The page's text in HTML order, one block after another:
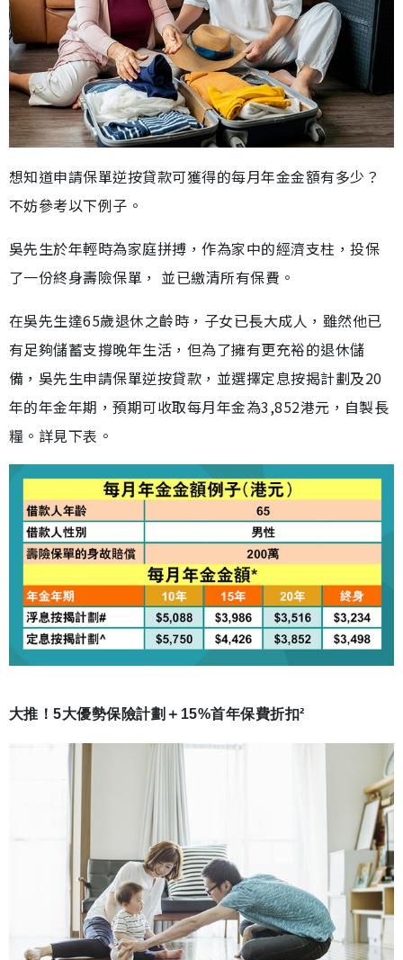
想知道申請保單逆按貸款可獲得的每月年金金額有多少？
不妨參考以下例子。
吳先生於年輕時為家庭拼搏，作為家中的經濟支柱，投保
了一份終身壽險保單， 並已繳清所有保費。
在吳先生達65歲退休之齡時，子女已長大成人，雖然他已
有足夠儲蓄支撐晚年生活，但為了擁有更充裕的退休儲
備，吳先生申請保單逆按貸款，並選擇定息按揭計劃及20
年的年金年期，預期可收取每月年金為3,852港元，自製長
糧。詳見下表。
大推！5大優勢保險計劃＋15%首年保費折扣²